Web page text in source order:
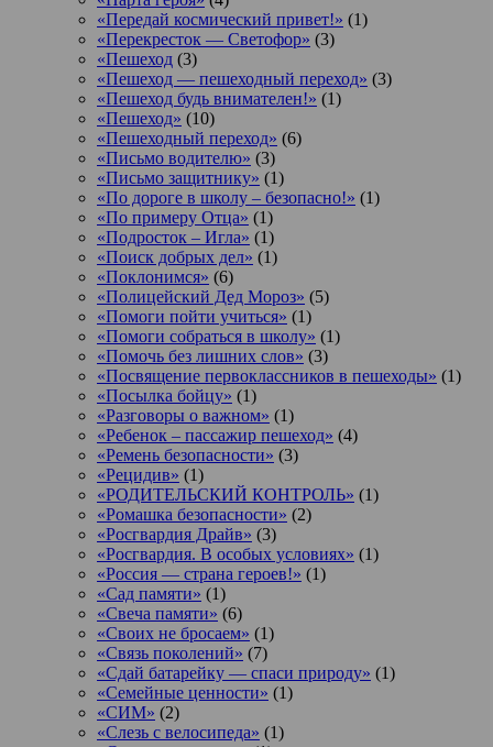
«Передай космический привет!» (1)
«Перекресток — Светофор» (3)
«Пешеход (3)
«Пешеход — пешеходный переход» (3)
«Пешеход будь внимателен!» (1)
«Пешеход» (10)
«Пешеходный переход» (6)
«Письмо водителю» (3)
«Письмо защитнику» (1)
«По дороге в школу – безопасно!» (1)
«По примеру Отца» (1)
«Подросток ‒ Игла» (1)
«Поиск добрых дел» (1)
«Поклонимся» (6)
«Полицейский Дед Мороз» (5)
«Помоги пойти учиться» (1)
«Помоги собраться в школу» (1)
«Помочь без лишних слов» (3)
«Посвящение первоклассников в пешеходы» (1)
«Посылка бойцу» (1)
«Разговоры о важном» (1)
«Ребенок – пассажир пешеход» (4)
«Ремень безопасности» (3)
«Рецидив» (1)
«РОДИТЕЛЬСКИЙ КОНТРОЛЬ» (1)
«Ромашка безопасности» (2)
«Росгвардия Драйв» (3)
«Росгвардия. В особых условиях» (1)
«Россия — страна героев!» (1)
«Сад памяти» (1)
«Свеча памяти» (6)
«Своих не бросаем» (1)
«Связь поколений» (7)
«Сдай батарейку — спаси природу» (1)
«Семейные ценности» (1)
«СИМ» (2)
«Слезь с велосипеда» (1)